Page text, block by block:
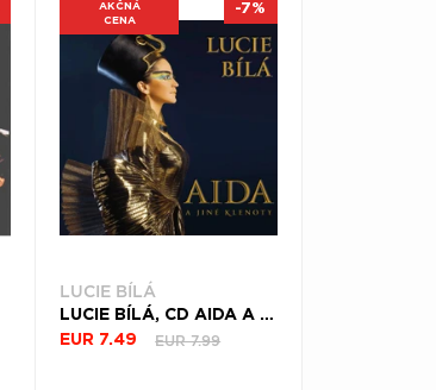
AKČNÁ
CENA
LUCIE BÍLÁ
LUCIE BÍLÁ, CD AIDA A JINÉ KLENOTY
EUR 7.49
EUR 7.99
-7%